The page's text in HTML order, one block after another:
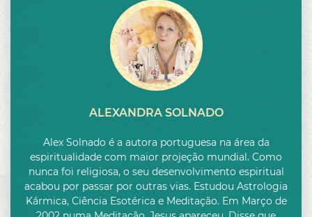
ALEXANDRA SOLNADO
Alex Solnado é a autora portuguesa na área da
espiritualidade com maior projeção mundial. Como
nunca foi religiosa, o seu desenvolvimento espiritual
acabou por passar por outras vias. Estudou Astrologia
Kármica, Ciência Esotérica e Meditação. Em Março de